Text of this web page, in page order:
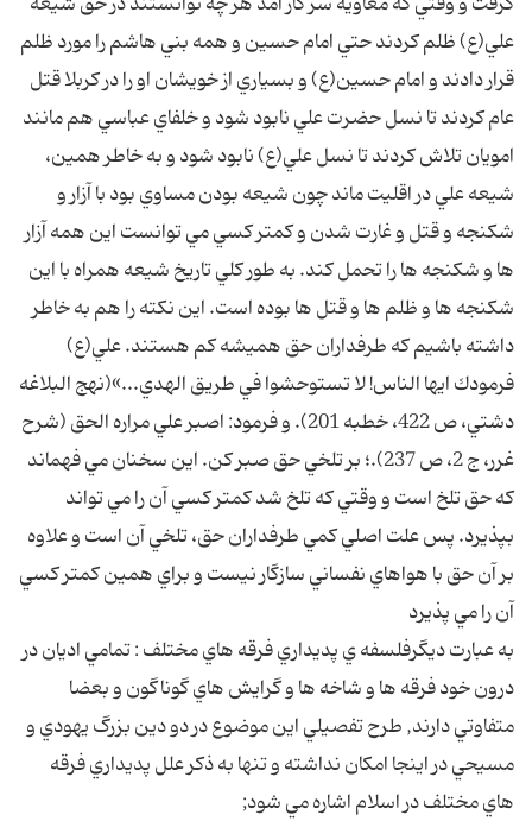
علي(ع) ظلم كردند حتي امام حسين و همه بني هاشم را مورد ظلم
قرار دادند و امام حسين(ع) و بسياري از خويشان او را در كربلا قتل
عام كردند تا نسل حضرت علي نابود شود و خلفاي عباسي هم مانند
امويان تلاش كردند تا نسل علي(ع) نابود شود و به خاطر همين،
شيعه علي در اقليت ماند چون شيعه بودن مساوي بود با آزار و
شكنجه و قتل و غارت شدن و كمتر كسي مي توانست اين همه آزار
ها و شكنجه ها را تحمل كند. به طور كلي تاريخ شيعه همراه با اين
شكنجه ها و ظلم ها و قتل ها بوده است. اين نكته را هم به خاطر
داشته باشيم كه طرفداران حق هميشه كم هستند. علي(ع)
فرمودك ايها الناس! لا تستوحشوا في طريق الهدي...»(نهج البلاغه
دشتي، ص 422، خطبه 201). و فرمود: اصبر علي مراره الحق (شرح
غرر، ج 2، ص 237).؛ بر تلخي حق صبر كن. اين سخنان مي فهماند
كه حق تلخ است و وقتي كه تلخ شد كمتر كسي آن را مي تواند
بپذيرد. پس علت اصلي كمي طرفداران حق، تلخي آن است و علاوه
بر آن حق با هواهاي نفساني سازگار نيست و براي همين كمتر كسي
آن را مي پذيرد
به عبارت ديگرفلسفه ي پديداري فرقه هاي مختلف : تمامي اديان در
درون خود فرقه ها و شاخه ها و گرايش هاي گوناگون و بعضا
متفاوتي دارند, طرح تفصيلي اين موضوع در دو دين بزرگ يهودي و
مسيحي در اينجا امكان نداشته و تنها به ذكر علل پديداري فرقه
هاي مختلف در اسلام اشاره مي شود;